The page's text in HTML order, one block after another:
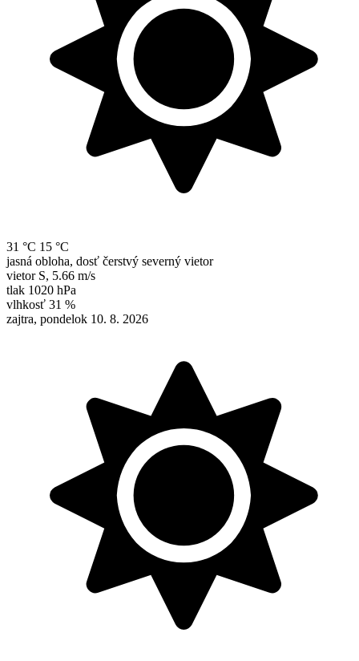
31 °C 15 °C
jasná obloha, dosť čerstvý severný vietor
vietor S, 5.66 m/s
tlak 1020 hPa
vlhkosť 31 %
zajtra, pondelok 10. 8. 2026